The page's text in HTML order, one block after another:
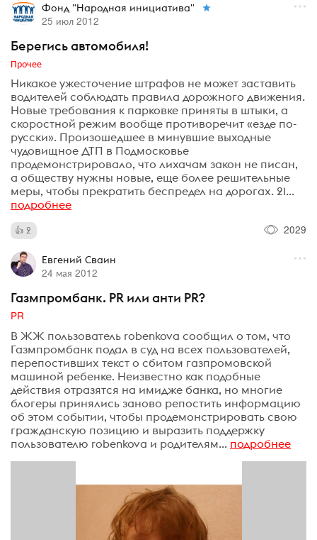
Фонд "Народная инициатива"
25 июл 2012
Берегись автомобиля!
Прочее
Никакое ужесточение штрафов не может заставить
водителей соблюдать правила дорожного движения.
Новые требования к парковке приняты в штыки, а
скоростной режим вообще противоречит «езде по-
русски». Произошедшее в минувшие выходные
чудовищное ДТП в Подмосковье
продемонстрировало, что лихачам закон не писан,
а обществу нужны новые, еще более решительные
меры, чтобы прекратить беспредел на дорогах. 21...
подробнее
2 2029
Евгений Сваин
24 мая 2012
Газмпромбанк. PR или анти PR?
PR
В ЖЖ пользователь robenkova сообщил о том, что
Газмпромбанк подал в суд на всех пользователей,
перепостивших текст о сбитом газпромовской
машиной ребенке. Неизвестно как подобные
действия отразятся на имидже банка, но многие
блогеры принялись заново репостить информацию
об этом событии, чтобы продемонстрировать свою
гражданскую позицию и выразить поддержку
пользователю robenkova и родителям... подробнее